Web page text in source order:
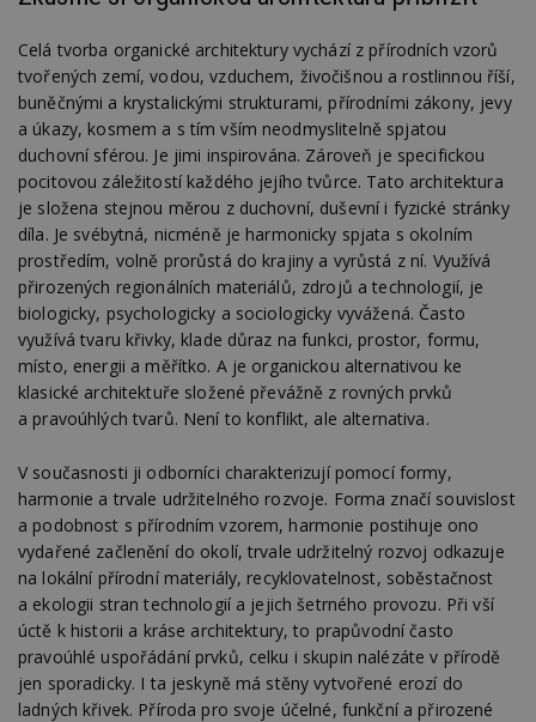
Celá tvorba organické architektury vychází z přírodních vzorů
tvořených zemí, vodou, vzduchem, živočišnou a rostlinnou říší,
buněčnými a krystalickými strukturami, přírodními zákony, jevy
a úkazy, kosmem a s tím vším neodmyslitelně spjatou
duchovní sférou. Je jimi inspirována. Zároveň je specifickou
pocitovou záležitostí každého jejího tvůrce. Tato architektura
je složena stejnou měrou z duchovní, duševní i fyzické stránky
díla. Je svébytná, nicméně je harmonicky spjata s okolním
prostředím, volně prorůstá do krajiny a vyrůstá z ní. Využívá
přirozených regionálních materiálů, zdrojů a technologií, je
biologicky, psychologicky a sociologicky vyvážená. Často
využívá tvaru křivky, klade důraz na funkci, prostor, formu,
místo, energii a měřítko. A je organickou alternativou ke
klasické architektuře složené převážně z rovných prvků
a pravoúhlých tvarů. Není to konflikt, ale alternativa.
V současnosti ji odborníci charakterizují pomocí formy,
harmonie a trvale udržitelného rozvoje. Forma značí souvislost
a podobnost s přírodním vzorem, harmonie postihuje ono
vydařené začlenění do okolí, trvale udržitelný rozvoj odkazuje
na lokální přírodní materiály, recyklovatelnost, soběstačnost
a ekologii stran technologií a jejich šetrného provozu. Při vší
úctě k historii a kráse architektury, to prapůvodní často
pravoúhlé uspořádání prvků, celku i skupin nalézáte v přírodě
jen sporadicky. I ta jeskyně má stěny vytvořené erozí do
ladných křivek. Příroda pro svoje účelné, funkční a přirozené